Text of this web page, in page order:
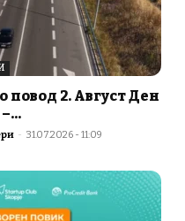
повод 2. Август Ден
- 31.07.2026 - 11:09